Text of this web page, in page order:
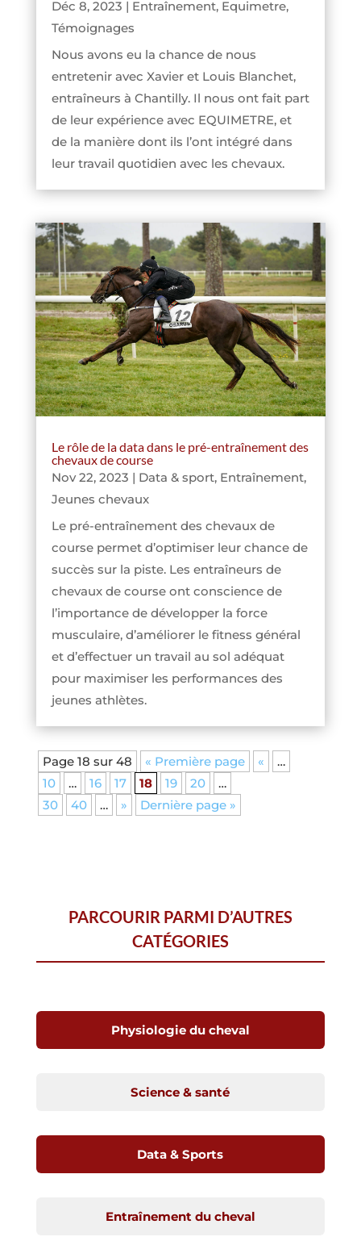
Déc 8, 2023 | Entraînement, Equimetre,
Témoignages
Nous avons eu la chance de nous
entretenir avec Xavier et Louis Blanchet,
entraîneurs à Chantilly. Il nous ont fait part
de leur expérience avec EQUIMETRE, et
de la manière dont ils l’ont intégré dans
leur travail quotidien avec les chevaux.
Le rôle de la data dans le pré-entraînement des
chevaux de course
Nov 22, 2023 | Data & sport, Entraînement,
Jeunes chevaux
Le pré-entraînement des chevaux de
course permet d’optimiser leur chance de
succès sur la piste. Les entraîneurs de
chevaux de course ont conscience de
l’importance de développer la force
musculaire, d’améliorer le fitness général
et d’effectuer un travail au sol adéquat
pour maximiser les performances des
jeunes athlètes.
Page 18 sur 48 « Première page «
…
10
… 16 17 18 19 20
…
30
40 … » Dernière page »
PARCOURIR PARMI D’AUTRES
CATÉGORIES
Physiologie du cheval
Science & santé
Data & Sports
Entraînement du cheval